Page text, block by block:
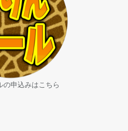
の申込みはこちら